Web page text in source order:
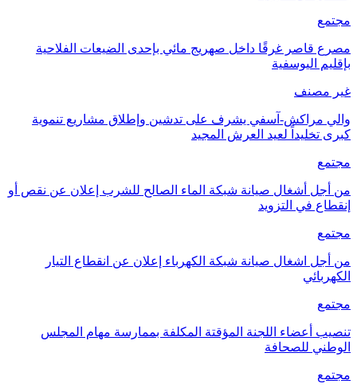
مجتمع
مصرع قاصر غرقًا داخل صهريج مائي بإحدى الضيعات الفلاحية
بإقليم اليوسفية
غير مصنف
والي مراكش-آسفي يشرف على تدشين وإطلاق مشاريع تنموية
كبرى تخليداً لعيد العرش المجيد
مجتمع
من أجل أشغال صيانة شبكة الماء الصالح للشرب إعلان عن نقص أو
إنقطاع في التزويد
مجتمع
من أجل اشغال صيانة شبكة الكهرباء إعلان عن انقطاع التيار
الكهربائي
مجتمع
تنصيب أعضاء اللجنة المؤقتة المكلفة بممارسة مهام المجلس
الوطني للصحافة
مجتمع